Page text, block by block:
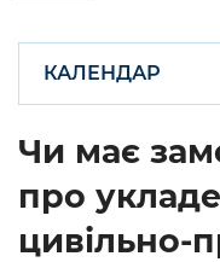
КАЛЕНДАР
Чи має
про
цивільно-